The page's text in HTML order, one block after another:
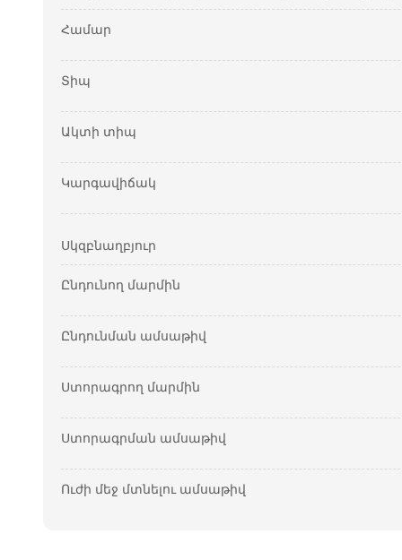
Համար
Տիպ
Ակտի տիպ
Կարգավիճակ
Սկզբնաղբյուր
Ընդունող մարմին
Ընդունման ամսաթիվ
Ստորագրող մարմին
Ստորագրման ամսաթիվ
Ուժի մեջ մտնելու ամսաթիվ